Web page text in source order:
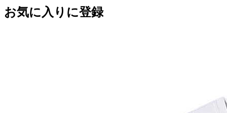
お気に入りに登録